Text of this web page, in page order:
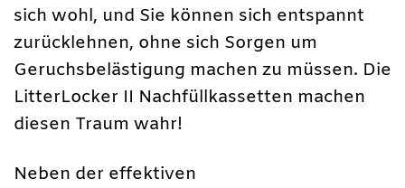
sich wohl, und Sie können sich entspannt
zurücklehnen, ohne sich Sorgen um
Geruchsbelästigung machen zu müssen. Die
LitterLocker II Nachfüllkassetten machen
diesen Traum wahr!
Neben der effektiven